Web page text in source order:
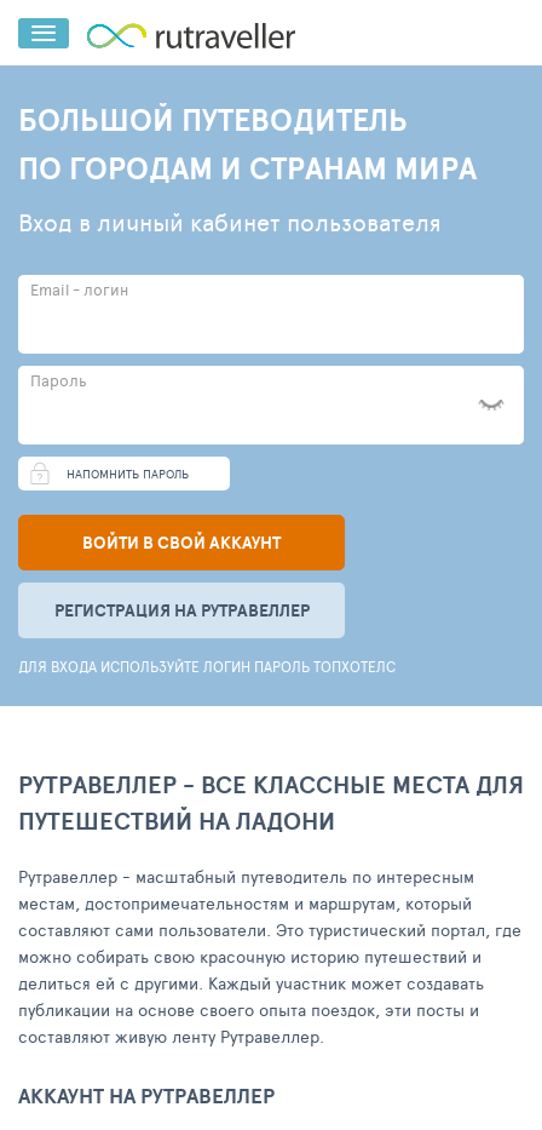
БОЛЬШОЙ ПУТЕВОДИТЕЛЬ
ПО ГОРОДАМ И СТРАНАМ МИРА
Вход в личный кабинет пользователя
Email - логин
Пароль
НАПОМНИТЬ ПАРОЛЬ
ВОЙТИ В СВОЙ АККАУНТ
РЕГИСТРАЦИЯ НА РУТРАВЕЛЛЕР
ДЛЯ ВХОДА ИСПОЛЬЗУЙТЕ ЛОГИН ПАРОЛЬ ТОПХОТЕЛС
РУТРАВЕЛЛЕР - ВСЕ КЛАССНЫЕ МЕСТА ДЛЯ
ПУТЕШЕСТВИЙ НА ЛАДОНИ
Рутравеллер - масштабный путеводитель по интересным
местам, достопримечательностям и маршрутам, который
составляют сами пользователи. Это туристический портал, где
можно собирать свою красочную историю путешествий и
делиться ей с другими. Каждый участник может создавать
публикации на основе своего опыта поездок, эти посты и
составляют живую ленту Рутравеллер.
АККАУНТ НА РУТРАВЕЛЛЕР